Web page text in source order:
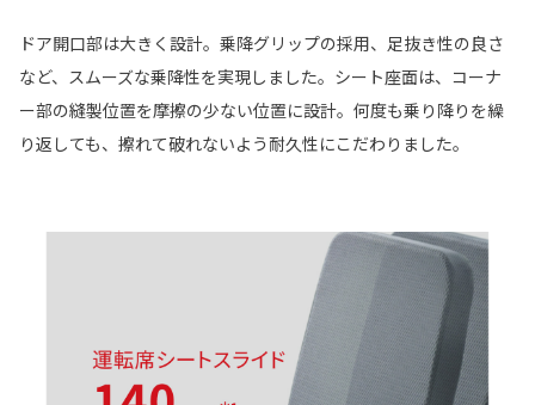
ドア開口部は大きく設計。乗降グリップの採用、足抜き性の良さ
など、スムーズな乗降性を実現しました。シート座面は、コーナ
ー部の縫製位置を摩擦の少ない位置に設計。何度も乗り降りを繰
り返しても、擦れて破れないよう耐久性にこだわりました。